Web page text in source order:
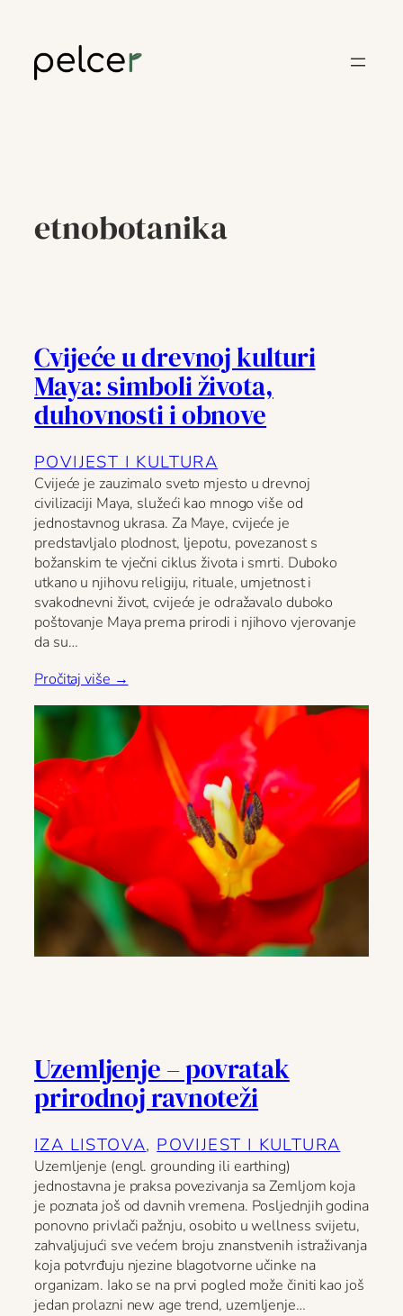
sadržaja
etnobotanika
Cvijeće u drevnoj kulturi
Maya: simboli života,
duhovnosti i obnove
POVIJEST I KULTURA
Cvijeće je zauzimalo sveto mjesto u drevnoj
civilizaciji Maya, služeći kao mnogo više od
jednostavnog ukrasa. Za Maye, cvijeće je
predstavljalo plodnost, ljepotu, povezanost s
božanskim te vječni ciklus života i smrti. Duboko
utkano u njihovu religiju, rituale, umjetnost i
svakodnevni život, cvijeće je odražavalo duboko
poštovanje Maya prema prirodi i njihovo vjerovanje
da su…
Pročitaj više →
Uzemljenje – povratak
prirodnoj ravnoteži
IZA LISTOVA, POVIJEST I KULTURA
Uzemljenje (engl. grounding ili earthing)
jednostavna je praksa povezivanja sa Zemljom koja
je poznata još od davnih vremena. Posljednjih godina
ponovno privlači pažnju, osobito u wellness svijetu,
zahvaljujući sve većem broju znanstvenih istraživanja
koja potvrđuju njezine blagotvorne učinke na
organizam. Iako se na prvi pogled može činiti kao još
jedan prolazni new age trend, uzemljenje…